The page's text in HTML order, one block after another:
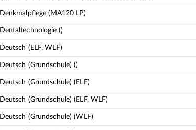
Denkmalpflege (MA120 LP)
Dentaltechnologie ()
Deutsch (ELF, WLF)
Deutsch (Grundschule) ()
Deutsch (Grundschule) (ELF)
Deutsch (Grundschule) (ELF, WLF)
Deutsch (Grundschule) (WLF)